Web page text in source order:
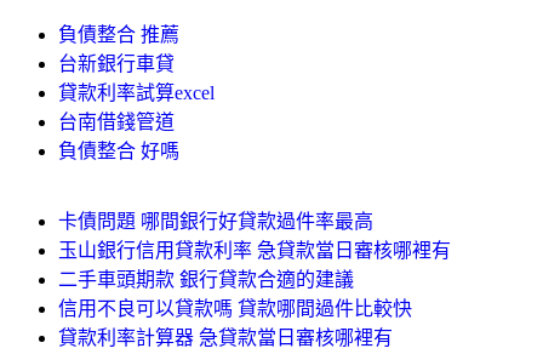
負債整合 推薦
台新銀行車貸
貸款利率試算excel
台南借錢管道
負債整合 好嗎
卡債問題 哪間銀行好貸款過件率最高
玉山銀行信用貸款利率 急貸款當日審核哪裡有
二手車頭期款 銀行貸款合適的建議
信用不良可以貸款嗎 貸款哪間過件比較快
貸款利率計算器 急貸款當日審核哪裡有